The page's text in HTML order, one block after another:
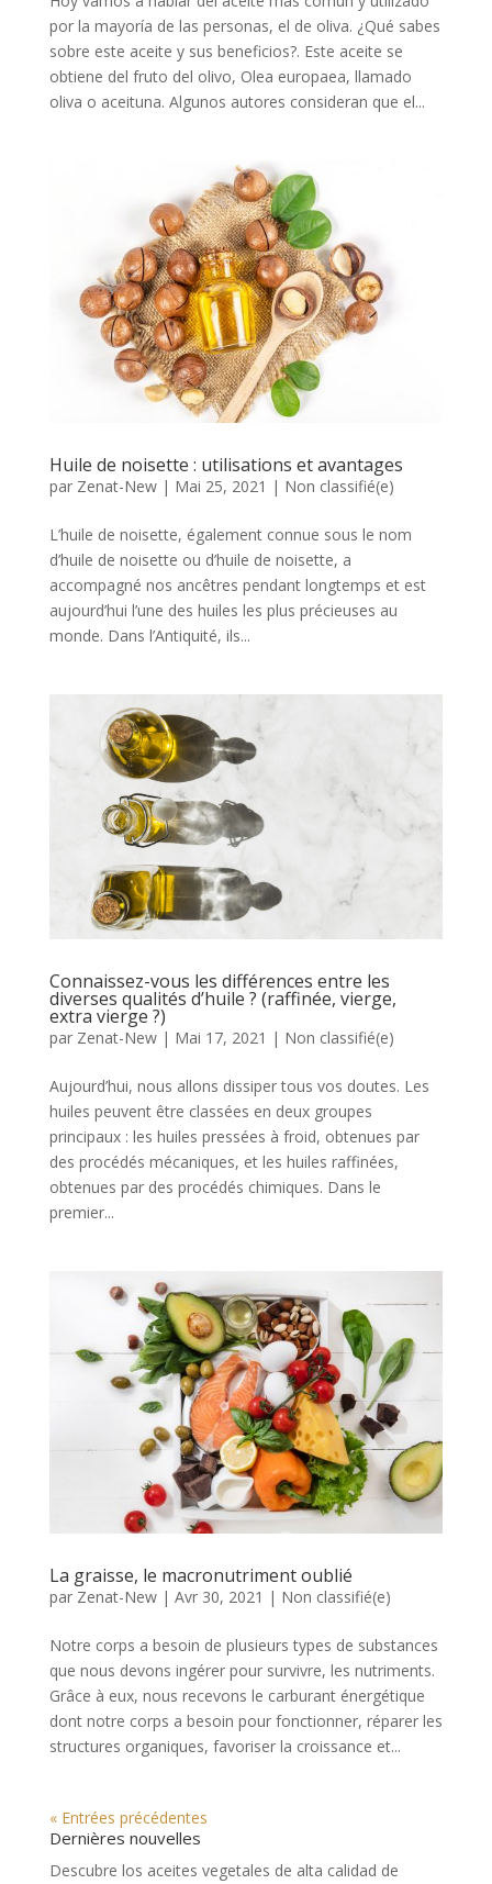
por la mayoría de las personas, el de oliva. ¿Qué sabes
sobre este aceite y sus beneficios?. Este aceite se
obtiene del fruto del olivo, Olea europaea, llamado
oliva o aceituna. Algunos autores consideran que el...
Huile de noisette : utilisations et avantages
par Zenat-New| Mai 25, 2021 | Non classifié(e)
L’huile de noisette, également connue sous le nom
d’huile de noisette ou d’huile de noisette, a
accompagné nos ancêtres pendant longtemps et est
aujourd’hui l’une des huiles les plus précieuses au
monde. Dans l’Antiquité, ils...
Connaissez-vous les différences entre les
diverses qualités d’huile ? (raffinée, vierge,
extra vierge ?)
par Zenat-New| Mai 17, 2021 | Non classifié(e)
Aujourd’hui, nous allons dissiper tous vos doutes. Les
huiles peuvent être classées en deux groupes
principaux : les huiles pressées à froid, obtenues par
des procédés mécaniques, et les huiles raffinées,
obtenues par des procédés chimiques. Dans le
premier...
La graisse, le macronutriment oublié
par Zenat-New| Avr 30, 2021 | Non classifié(e)
Notre corps a besoin de plusieurs types de substances
que nous devons ingérer pour survivre, les nutriments.
Grâce à eux, nous recevons le carburant énergétique
dont notre corps a besoin pour fonctionner, réparer les
structures organiques, favoriser la croissance et...
« Entrées précédentes
Dernières nouvelles
Descubre los aceites vegetales de alta calidad de